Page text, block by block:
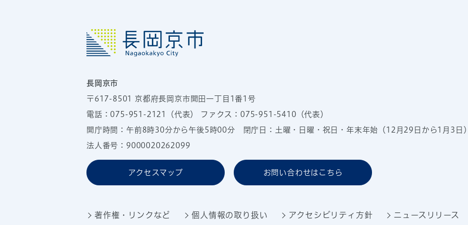
長岡京市
〒617-8501 京都府長岡京市開田一丁目1番1号
電話：075-951-2121 （代表） ファクス：075-951-5410（代表）
開庁時間：午前8時30分から午後5時00分 閉庁日：土曜・日曜・祝日・年末年始（12月29日から1月3日）
法人番号：9000020262099
アクセスマップ お問い合わせはこちら
著作権・リンクなど 個人情報の取り扱い アクセシビリティ方針 ニュースリリース